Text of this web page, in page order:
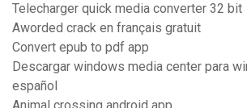
Telecharger quick media converter 32 bit
Aworded crack en français gratuit
Convert epub to pdf app
Descargar windows media center para
español